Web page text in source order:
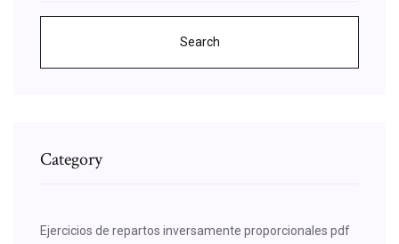
Search
Category
Ejercicios de repartos inversamente proporcionales pdf